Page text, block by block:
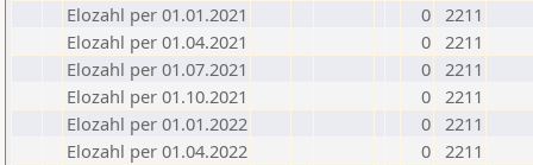
Elozahl per 01.01.2021
0 2211
Elozahl per 01.04.2021
0 2211
Elozahl per 01.07.2021
0 2211
Elozahl per 01.10.2021
0 2211
Elozahl per 01.01.2022
0 2211
Elozahl per 01.04.2022
0 2211